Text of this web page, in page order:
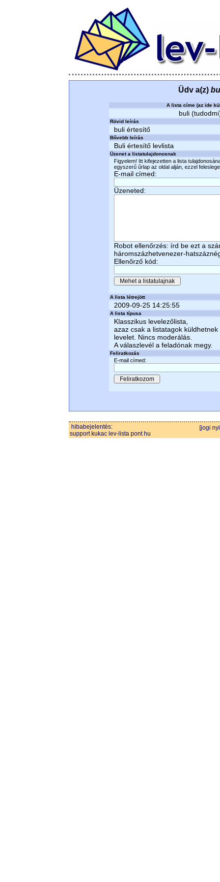
Üdv a(z)
A lista címe (az ide
buli
Rövid leírás
buli értesítő
Bővebb leírás
Buli értesítő levlista
Üzenet a listatulajdonosnak
Figyelem! Itt kifejezetten a lista
egyszerű űrlap az oldal alján, ezzel
E-mail címed:
Üzeneted:
Robot ellenőrzés: írd be ezt a
háromszázhetvenezer-
Ellenőrző kód:
A lista létrejött
2009-09-25 14:25:55
A lista típusa
Klasszikus levelezőlista,
azaz csak a listatagok küldhetnek
levelet. Nincs moderálás.
A válaszlevél a feladónak megy.
Feliratkozás
E-mail címed:
hibabejelentés:
support kukac lev-lista pont hu
[jogi